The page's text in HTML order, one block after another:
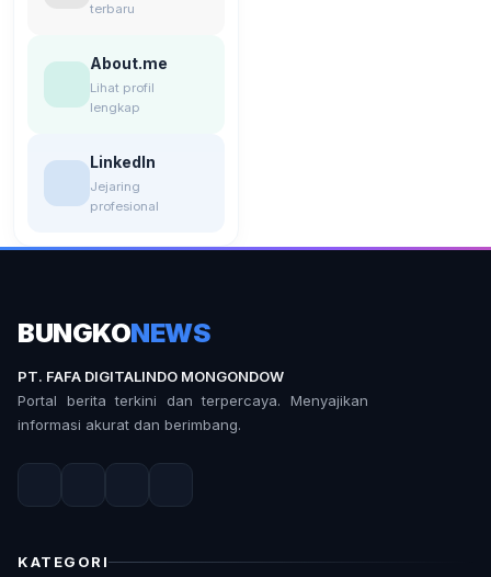
terbaru
About.me
Lihat profil
lengkap
LinkedIn
Jejaring
profesional
BUNGKONEWS
PT. FAFA DIGITALINDO MONGONDOW
Portal berita terkini dan terpercaya. Menyajikan
informasi akurat dan berimbang.
KATEGORI